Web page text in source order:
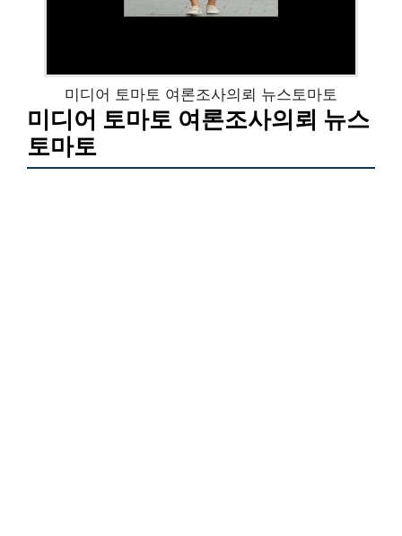
미디어 토마토 여론조사의뢰 뉴스토마토
미디어 토마토 여론조사의뢰 뉴스
토마토